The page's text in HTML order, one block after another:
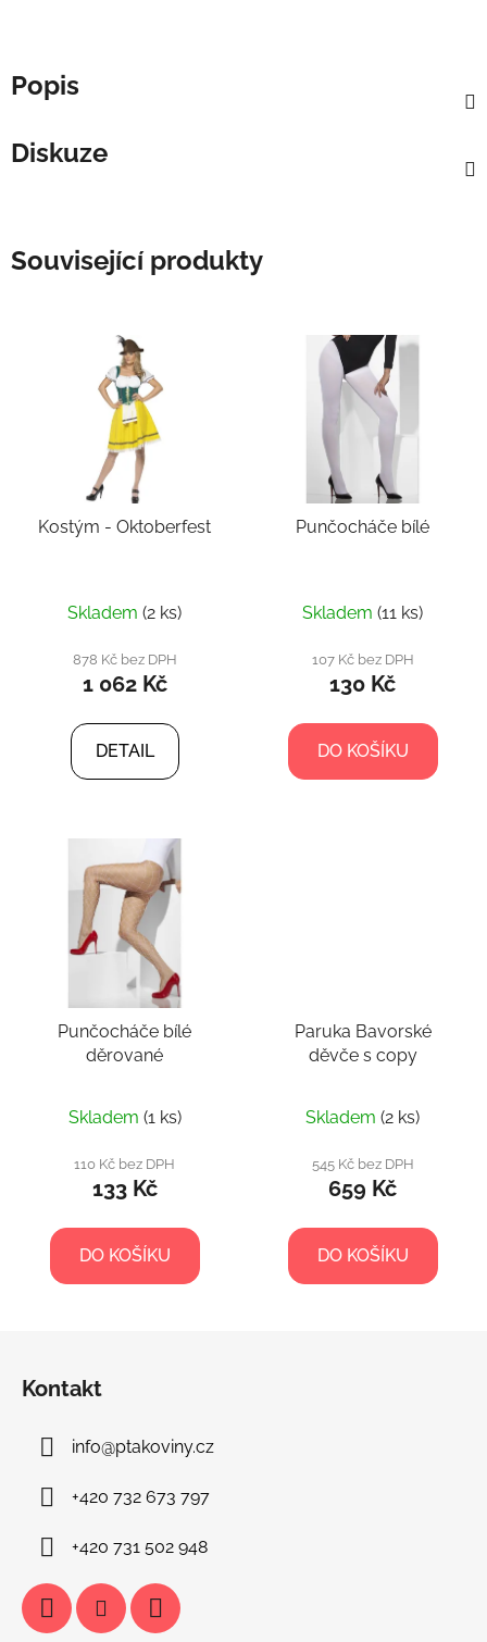
Popis
Diskuze
Související produkty
Kostým - Oktoberfest
Skladem (2 ks)
878 Kč bez DPH
1 062 Kč
DETAIL
Punčocháče bílé
Skladem (11 ks)
107 Kč bez DPH
130 Kč
DO KOŠÍKU
Punčocháče bílé
děrované
Skladem (1 ks)
110 Kč bez DPH
133 Kč
DO KOŠÍKU
Paruka Bavorské
děvče s copy
Skladem (2 ks)
545 Kč bez DPH
659 Kč
DO KOŠÍKU
Kontakt
info@ptakoviny.cz
+420 732 673 797
+420 731 502 948